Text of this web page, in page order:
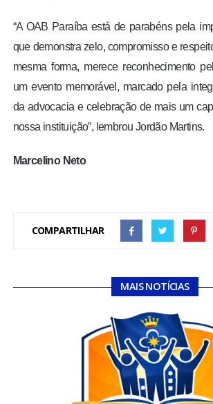
“A OAB Paraíba está de parabéns pela
que demonstra zelo, compromisso e
mesma forma, merece reconhecimento
um evento memorável, marcado pela
da advocacia e celebração de mais um
nossa instituição”, lembrou Jordão Martins.
Marcelino Neto
COMPARTILHAR
MAIS NOTÍCIAS